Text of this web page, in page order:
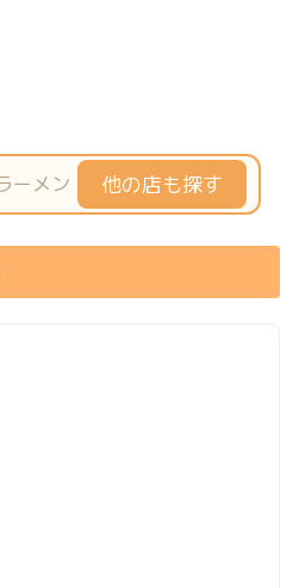
他の店も探す